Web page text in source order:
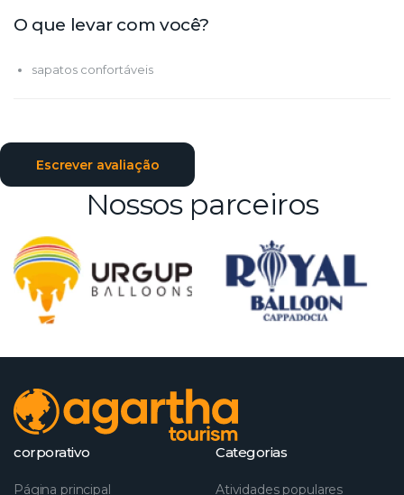
O que levar com você?
sapatos confortáveis
Escrever avaliação
Nossos parceiros
corporativo
Página principal
Categorias
Atividades populares